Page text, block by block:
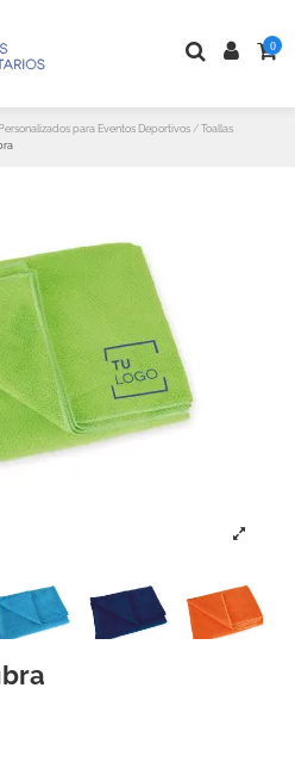
0
para Eventos Deportivos
Toallas